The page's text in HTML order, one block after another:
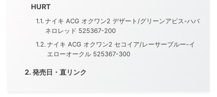
HURT
ナイキ ACG オクワン2 デザート/グリーンアビス-ハバ
ネロレッド 525367-200
ナイキ ACG オクワン2 セコイア/レーサーブルー-イ
エローオークル 525367-300
発売日・直リンク